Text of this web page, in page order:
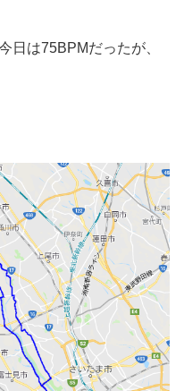
日は75BPMだったが、